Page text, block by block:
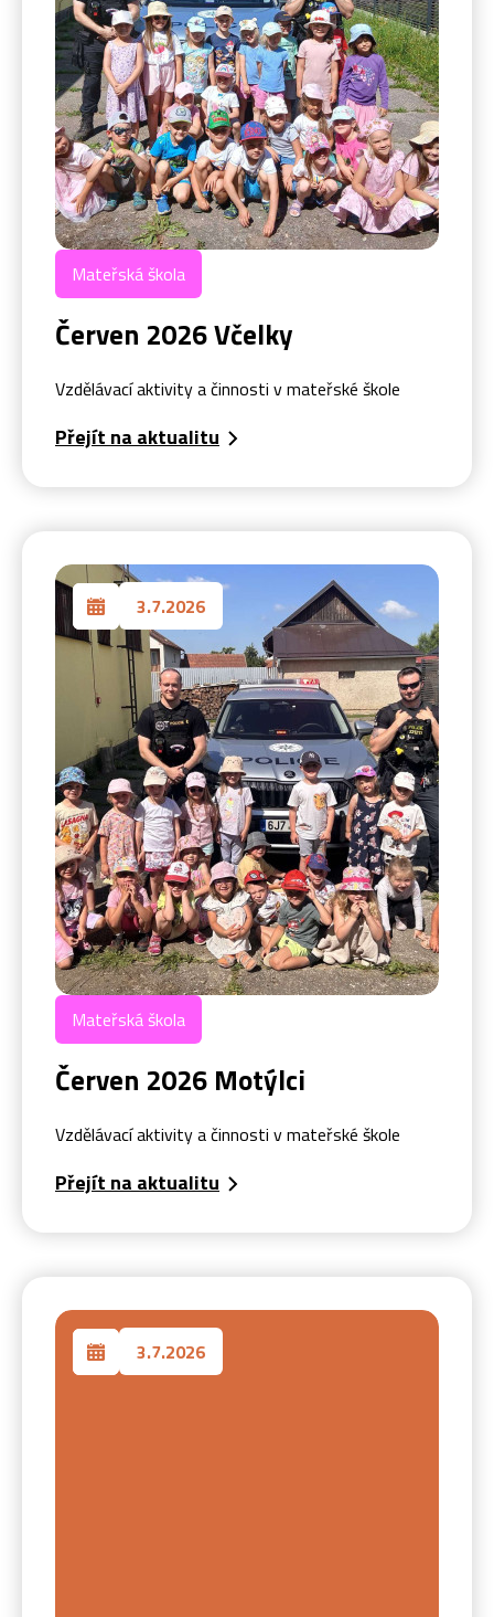
Mateřská škola
Červen 2026 Včelky
Vzdělávací aktivity a činnosti v mateřské škole
Přejít na aktualitu
3.7.2026
Mateřská škola
Červen 2026 Motýlci
Vzdělávací aktivity a činnosti v mateřské škole
Přejít na aktualitu
3.7.2026